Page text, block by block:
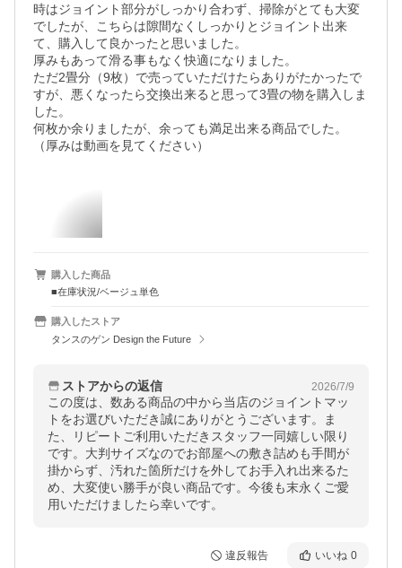
時はジョイント部分がしっかり合わず、掃除がとても大変
でしたが、こちらは隙間なくしっかりとジョイント出来
て、購入して良かったと思いました。
厚みもあって滑る事もなく快適になりました。
ただ2畳分（9枚）で売っていただけたらありがたかったで
すが、悪くなったら交換出来ると思って3畳の物を購入しま
した。
何枚か余りましたが、余っても満足出来る商品でした。
（厚みは動画を見てください）
購入した商品
■在庫状況/ベージュ単色
購入したストア
タンスのゲン Design the Future
ストアからの返信 2026/7/9
この度は、数ある商品の中から当店のジョイントマッ
トをお選びいただき誠にありがとうございます。ま
た、リピートご利用いただきスタッフ一同嬉しい限り
です。大判サイズなのでお部屋への敷き詰めも手間が
掛からず、汚れた箇所だけを外してお手入れ出来るた
め、大変使い勝手が良い商品です。今後も末永くご愛
用いただけましたら幸いです。
違反報告 いいね 0